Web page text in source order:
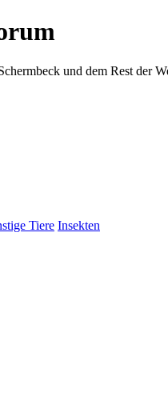
und dem Rest der
Tiere Insekten